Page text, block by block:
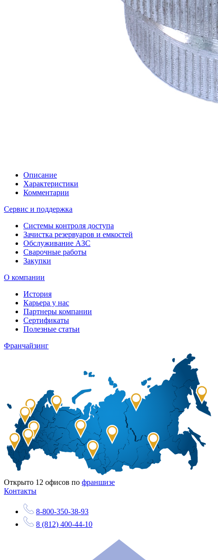
Описание
Характеристики
Комментарии
Сервис и поддержка
Системы контроля доступа
Зачистка резервуаров и емкостей
Обслуживание АЗС
Сварочные работы
Закупки
О компании
История
Карьера у нас
Партнеры компании
Сертификаты
Полезные статьи
Франчайзинг
Открыто 12 офисов по франшизе
Контакты
8-800-350-38-93
8 (812) 400-44-10